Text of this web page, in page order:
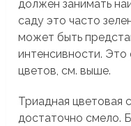
должен занимать
саду это часто
может быть
интенсивности. Это
цветов, см. выше.
Триадная цветовая
достаточно смело.